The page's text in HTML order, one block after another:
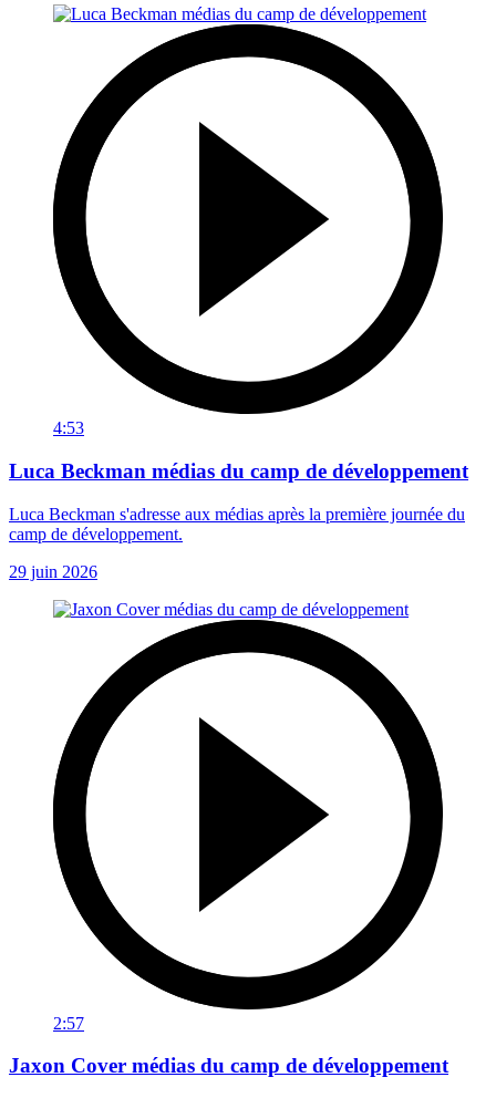
4:53
Luca Beckman médias du camp de développement
Luca Beckman s'adresse aux médias après la première journée du
camp de développement.
29 juin 2026
2:57
Jaxon Cover médias du camp de développement